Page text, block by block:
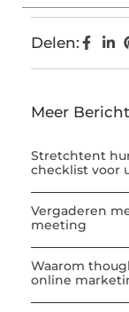
Delen:
Meer
Stretchtent
checklist voor
Vergaderen
meeting
Waarom
online